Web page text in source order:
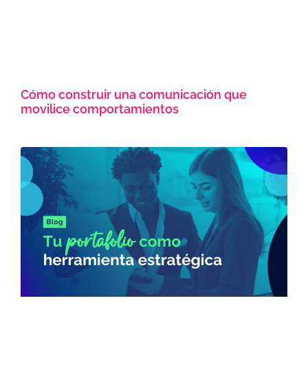
Cómo construir una comunicación que
movilice comportamientos